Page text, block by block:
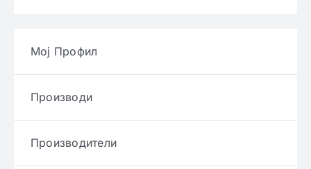
Мој Профил
Производи
Производители